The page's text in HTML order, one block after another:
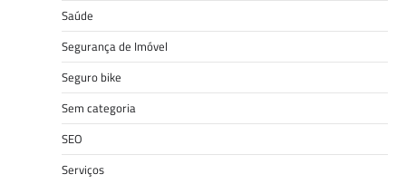
Saúde
Segurança de Imóvel
Seguro bike
Sem categoria
SEO
Serviços